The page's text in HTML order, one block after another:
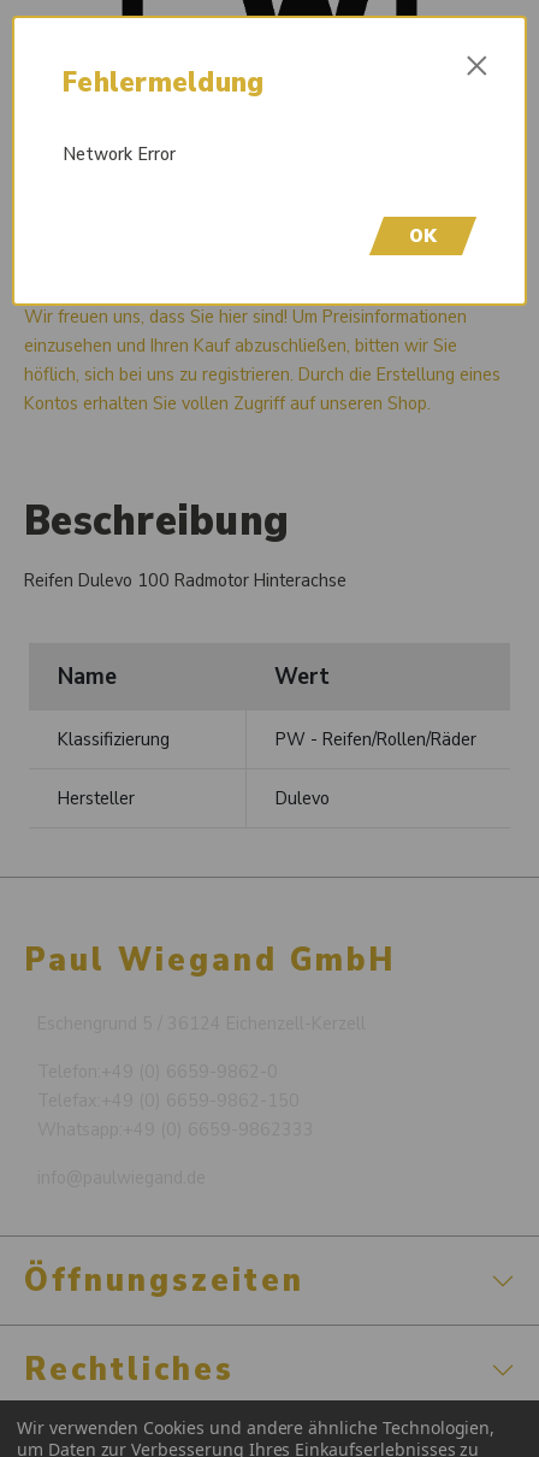
Wir freuen uns, dass Sie hier sind! Um Preisinformationen
einzusehen und Ihren Kauf abzuschließen, bitten wir Sie
höflich, sich bei uns zu registrieren. Durch die Erstellung eines
Kontos erhalten Sie vollen Zugriff auf unseren Shop.
Beschreibung
Reifen Dulevo 100 Radmotor Hinterachse
Name Wert
Klassifizierung PW - Reifen/Rollen/Räder
Hersteller Dulevo
Paul Wiegand GmbH
Öffnungszeiten
Rechtliches
Wir verwenden Cookies und andere ähnliche Technologien,
um Daten zur Verbesserung Ihres Einkaufserlebnisses zu
Fehlermeldung ×
Network Error
OK